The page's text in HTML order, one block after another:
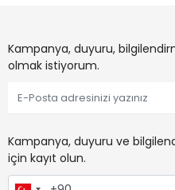
Kampanya, duyuru,
olmak istiyorum.
Kampanya, duyuru ve
için kayıt olun.